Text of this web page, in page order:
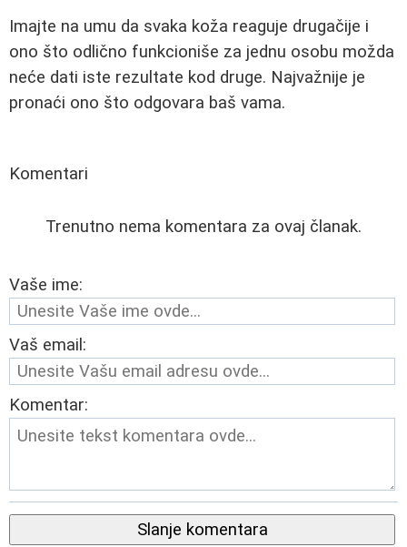
Imajte na umu da svaka koža reaguje drugačije i
ono što odlično funkcioniše za jednu osobu možda
neće dati iste rezultate kod druge. Najvažnije je
pronaći ono što odgovara baš vama.
Komentari
Trenutno nema komentara za ovaj članak.
Vaše ime:
Vaš email:
Komentar:
Slanje komentara